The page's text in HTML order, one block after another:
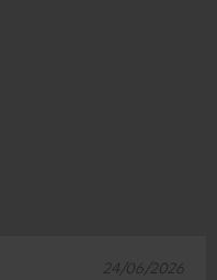
24/06/2026